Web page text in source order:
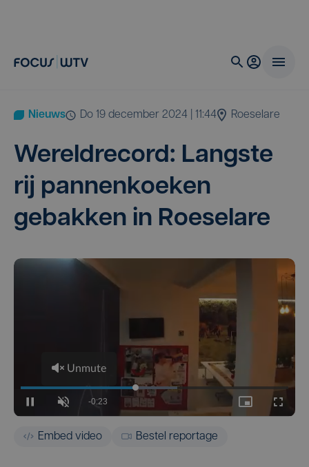
Nieuws do 19 december 2024 | 11:44 Roeselare
Wereld­re­cord: Lang­ste
rij pan­nen­koe­ken
gebak­ken in Roeselare
Embed video Bestel reportage